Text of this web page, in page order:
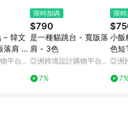
場保有更改條款與法律
告為準。
– 韓文
平台
限時加碼
$790
是一種貓跳台 - 寬版落
肩 - 3色
亞洲跨境設計購物平台
7%
限
小飯
色短
亞洲